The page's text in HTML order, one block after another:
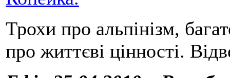
Трохи про альпінізм,
про життєві цінності.